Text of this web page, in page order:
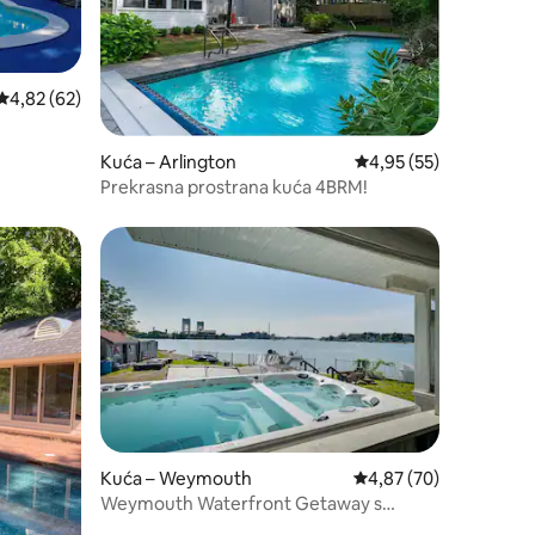
ocjena: 4,82/5, recenzija: 62
4,82 (62)
Kuća – Arlington Prosječna ocjena:
4,95 (55)
Prekrasna prostrana kuća 4BRM!
„Odabrali gosti”
Kuća – Weymouth Prosječna ocjena:
4,87 (70)
Weymouth Waterfront Getaway s